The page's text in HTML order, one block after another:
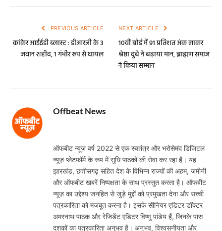
PREVIOUS ARTICLE
कांकेर आईईडी ब्लास्ट : डीआरजी के 3
जवान शहीद, 1 गंभीर रूप से घायल
NEXT ARTICLE
10वीं बोर्ड में 91 प्रतिशत अंक लाकर
श्रेष्ठा दुबे ने बढ़ाया मान, ब्राह्मण समाज
ने किया सम्मान
Offbeat News
ऑफबीट न्यूज़ वर्ष 2022 से एक स्वतंत्र और भरोसेमंद डिजिटल
न्यूज़ प्लेटफॉर्म के रूप में सुधि पाठकों की सेवा कर रहा है। यह
झारखंड, छत्तीसगढ़ सहित देश के विभिन्न राज्यों की अहम, जमीनी
और ऑफबीट खबरें निष्पक्षता के साथ प्रस्तुत करता है। ऑफबीट
न्यूज़ का उद्देश्य जनहित से जुड़े मुद्दों को प्रमुखता देना और सच्ची
पत्रकारिता को मजबूत करना है। इसके सीनियर एडिटर डॉक्टर
अमरनाथ पाठक और रेजिडेंट एडिटर विष्णु पांडेय हैं, जिनके पास
दशकों का पत्रकारिता अनुभव है। अनुभव, विश्वसनीयता और